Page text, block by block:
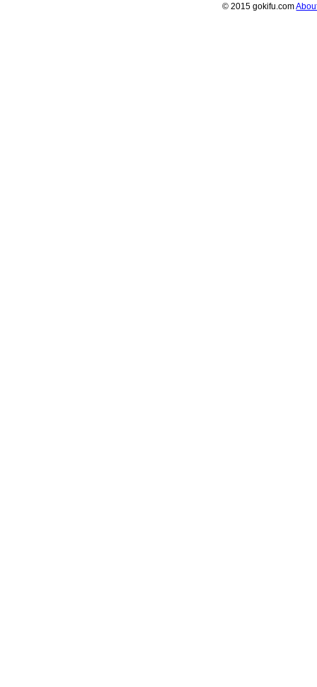
© 2015 gokifu.com